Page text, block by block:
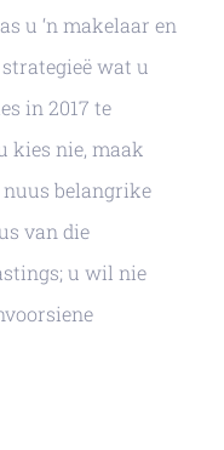
u ‘n makelaar en
wat u
in 2017 te
kies nie, maak
nuus belangrike
van die
u wil nie